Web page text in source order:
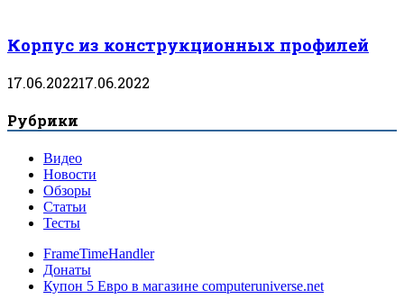
Корпус из конструкционных профилей
17.06.202217.06.2022
Рубрики
Видео
Новости
Обзоры
Статьи
Тесты
FrameTimeHandler
Донаты
Купон 5 Евро в магазине computeruniverse.net